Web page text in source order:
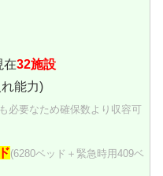
在32施設
能力)
必要なため確保数より収容可
(6280ベッド＋緊急時用409ベ